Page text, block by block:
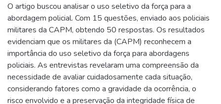
O artigo buscou analisar o uso seletivo da força para a
abordagem policial. Com 15 questões, enviado aos policiais
militares da CAPM, obtendo 50 respostas. Os resultados
evidenciam que os militares da (CAPM) reconhecem a
importância do uso seletivo da força para abordagens
policiais. As entrevistas revelaram uma compreensão da
necessidade de avaliar cuidadosamente cada situação,
considerando fatores como a gravidade da ocorrência, o
risco envolvido e a preservação da integridade física de